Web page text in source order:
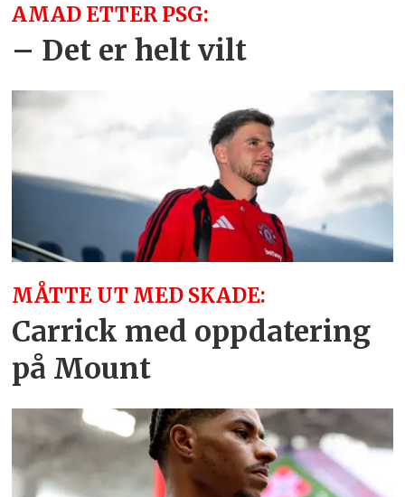
AMAD ETTER PSG:
– Det er helt vilt
MÅTTE UT MED SKADE:
Carrick med oppdatering
på Mount